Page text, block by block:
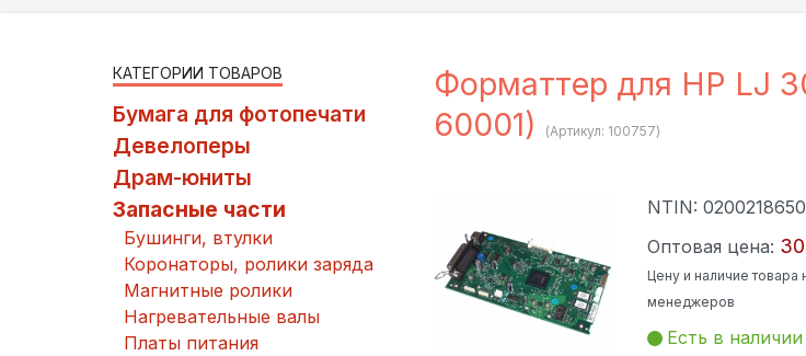
Форматтер для HP LJ
60001)
(Артикул: 100757)
NTIN:
Оптовая цена:
Цену и наличие товара
менеджеров
Есть в наличии
КАТЕГОРИИ ТОВАРОВ
Бумага для фотопечати
Девелоперы
Драм-юниты
Запасные части
Бушинги, втулки
Коронаторы, ролики заряда
Магнитные ролики
Нагревательные валы
Платы питания